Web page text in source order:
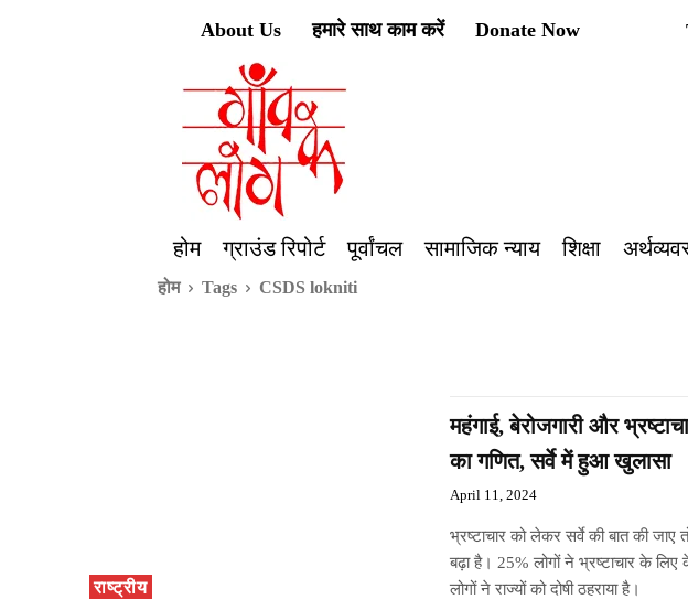
About Us हमारे साथ काम करें Donate Now
होम ग्राउंड रिपोर्ट पूर्वांचल सामाजिक न्याय शिक्षा
होम Tags CSDS lokniti
राष्ट्रीय
महंगाई, बेरोजगारी और
का गणित, सर्वे में हुआ खुलासा
April 11, 2024
भ्रष्टाचार को लेकर सर्वे की बात की जाए
बढ़ा है। 25% लोगों ने भ्रष्टाचार के
लोगों ने राज्यों को दोषी ठहराया है।